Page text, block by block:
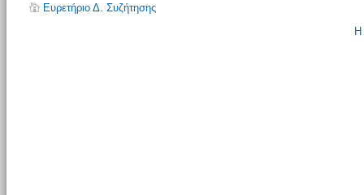
Ευρετήριο Δ. Συζήτησης
Η